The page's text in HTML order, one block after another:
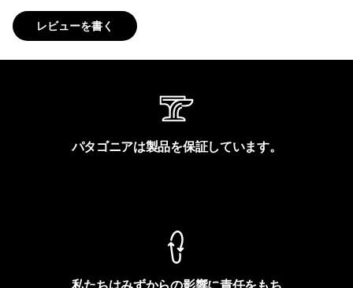
レビューを書く
パタゴニアは製品を保証しています。